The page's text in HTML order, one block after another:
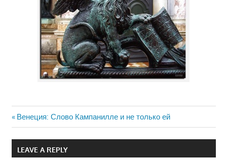
Навигация
по
Previous
Post:
Венеция: Слово Кампанилле и не только ей
LEAVE A REPLY